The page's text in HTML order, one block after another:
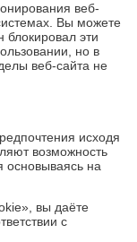
веб-
Вы можете
блокировал эти
но в
веб-сайта не
исходя
возможность
основываясь на
вы даёте
с